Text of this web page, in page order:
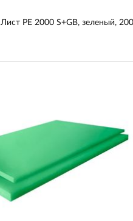
PE 2000 S+GB, зеленый,